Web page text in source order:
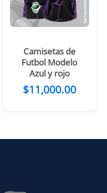
Camisetas de
Futbol Modelo
Azul y rojo
$11,000.00